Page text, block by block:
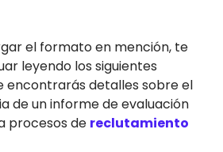
el formato en mención, te
leyendo los siguientes
encontrarás detalles sobre el
de un informe de evaluación
procesos de reclutamiento